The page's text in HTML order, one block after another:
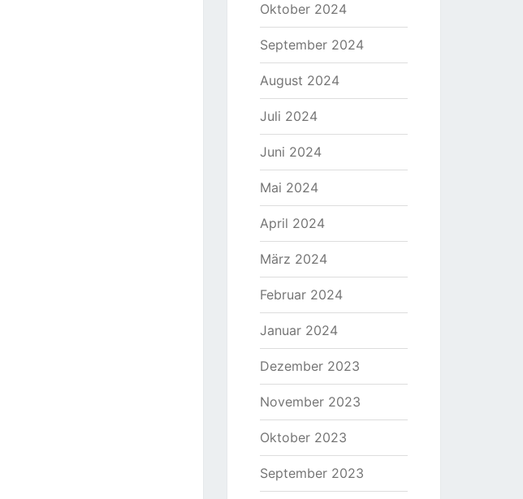
Oktober 2024
September 2024
August 2024
Juli 2024
Juni 2024
Mai 2024
April 2024
März 2024
Februar 2024
Januar 2024
Dezember 2023
November 2023
Oktober 2023
September 2023